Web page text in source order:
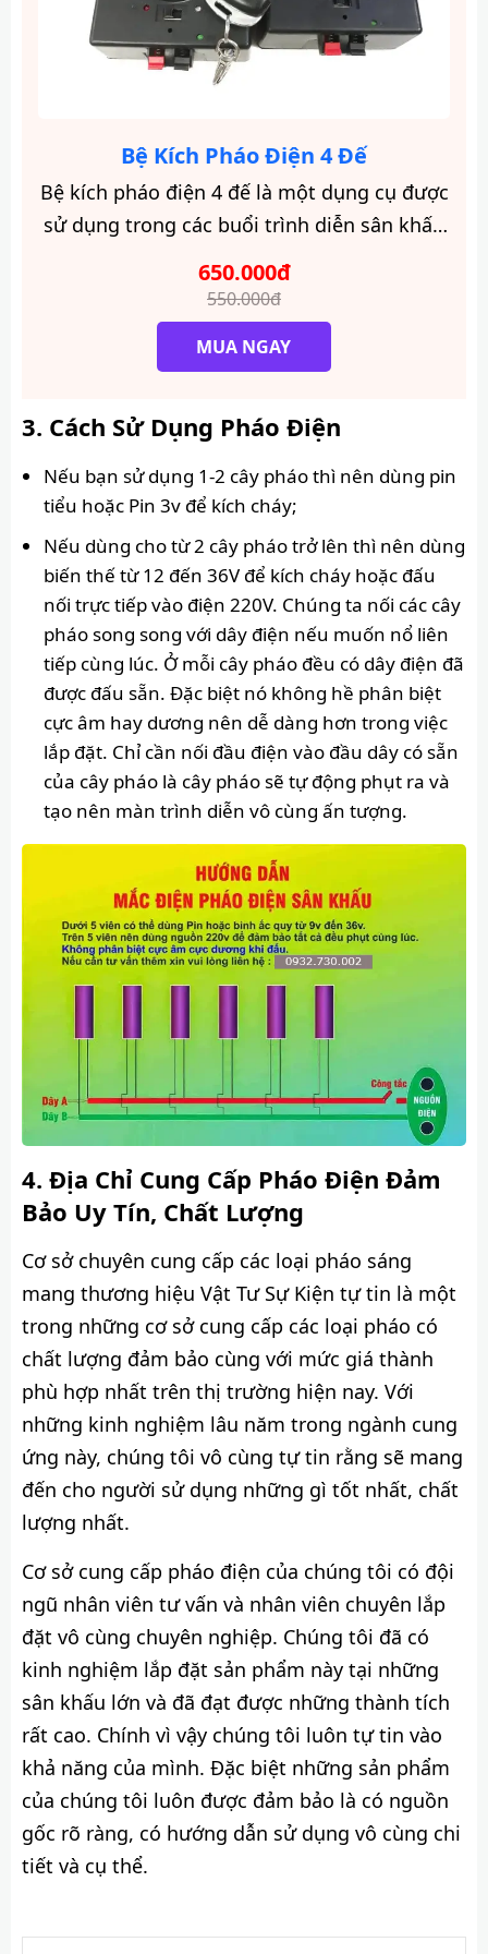
Bệ Kích Pháo Điện 4 Đế
Bệ kích pháo điện 4 đế là một dụng cụ được
sử dụng trong các buổi trình diễn sân khấu
nhầm tạo hiệu ứng ánh sáng sôi động.
650.000đ
550.000đ
MUA NGAY
Cách Sử Dụng Pháo Điện
Nếu bạn sử dụng 1-2 cây pháo thì nên dùng pin
tiểu hoặc Pin 3v để kích cháy;
Nếu dùng cho từ 2 cây pháo trở lên thì nên dùng
biến thế từ 12 đến 36V để kích cháy hoặc đấu
nối trực tiếp vào điện 220V. Chúng ta nối các cây
pháo song song với dây điện nếu muốn nổ liên
tiếp cùng lúc. Ở mỗi cây pháo đều có dây điện đã
được đấu sẵn. Đặc biệt nó không hề phân biệt
cực âm hay dương nên dễ dàng hơn trong việc
lắp đặt. Chỉ cần nối đầu điện vào đầu dây có sẵn
của cây pháo là cây pháo sẽ tự động phụt ra và
tạo nên màn trình diễn vô cùng ấn tượng.
Địa Chỉ Cung Cấp Pháo Điện Đảm
Bảo Uy Tín, Chất Lượng
Cơ sở chuyên cung cấp các loại pháo sáng
mang thương hiệu Vật Tư Sự Kiện tự tin là một
trong những cơ sở cung cấp các loại pháo có
chất lượng đảm bảo cùng với mức giá thành
phù hợp nhất trên thị trường hiện nay. Với
những kinh nghiệm lâu năm trong ngành cung
ứng này, chúng tôi vô cùng tự tin rằng sẽ mang
đến cho người sử dụng những gì tốt nhất, chất
lượng nhất.
Cơ sở cung cấp pháo điện của chúng tôi có đội
ngũ nhân viên tư vấn và nhân viên chuyên lắp
đặt vô cùng chuyên nghiệp. Chúng tôi đã có
kinh nghiệm lắp đặt sản phẩm này tại những
sân khấu lớn và đã đạt được những thành tích
rất cao. Chính vì vậy chúng tôi luôn tự tin vào
khả năng của mình. Đặc biệt những sản phẩm
của chúng tôi luôn được đảm bảo là có nguồn
gốc rõ ràng, có hướng dẫn sử dụng vô cùng chi
tiết và cụ thể.